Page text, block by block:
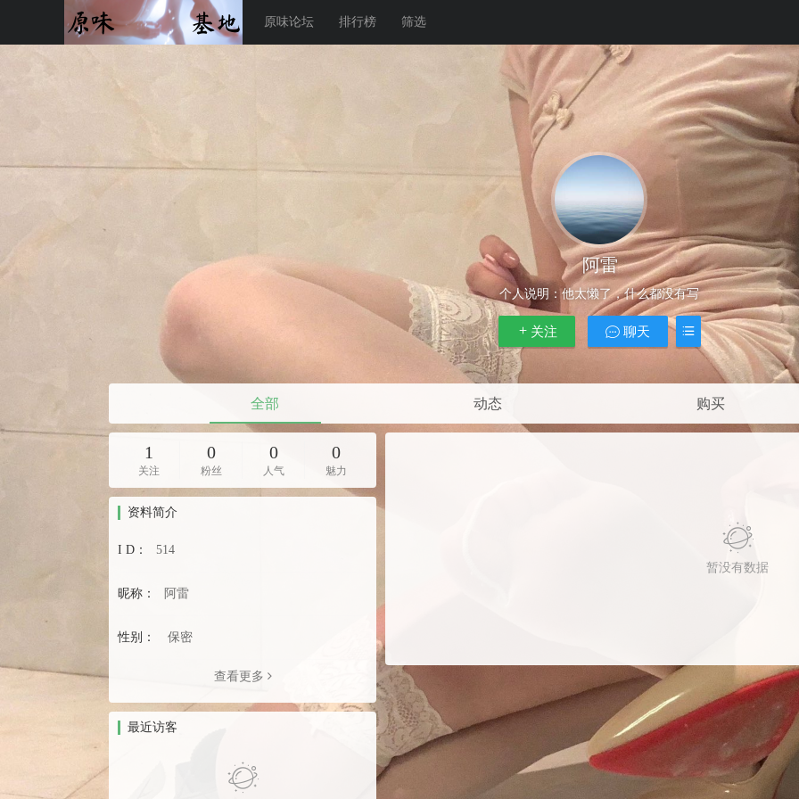
原味论坛 排行榜 筛选
阿雷
个人说明：他太懒了，什么都没有写
关注 聊天
全部 动态 购买
1
关注
0
粉丝
0
人气
0
魅力
资料简介
I D： 514
昵称： 阿雷
性别： 保密
查看更多
最近访客
暂没有数据